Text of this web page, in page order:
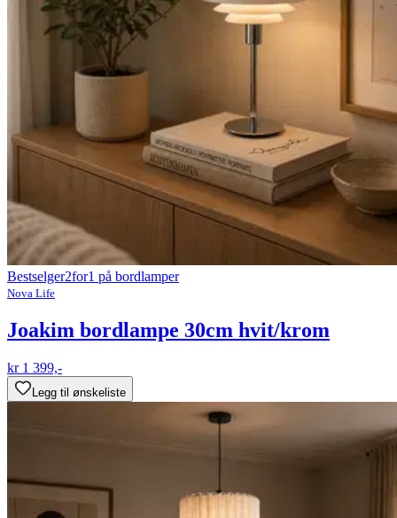
Bestselger2for1 på bordlamper
Nova Life
Joakim bordlampe 30cm hvit/krom
kr 1 399,-
Legg til ønskeliste